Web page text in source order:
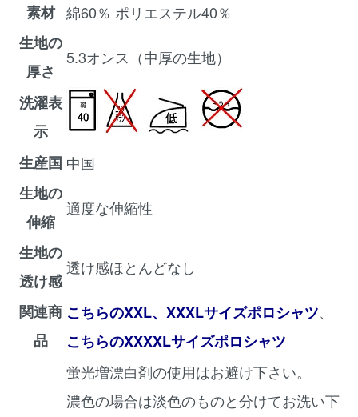
素材 綿60％ ポリエステル40％
生地の
厚さ
5.3オンス（中厚の生地）
洗濯表
示
生産国 中国
生地の
伸縮
適度な伸縮性
生地の
透け感
透け感ほとんどなし
関連商
品
こちらのXXL、XXXLサイズポロシャツ、
こちらのXXXXLサイズポロシャツ
蛍光増漂白剤の使用はお避け下さい。
濃色の場合は淡色のものと分けてお洗い下